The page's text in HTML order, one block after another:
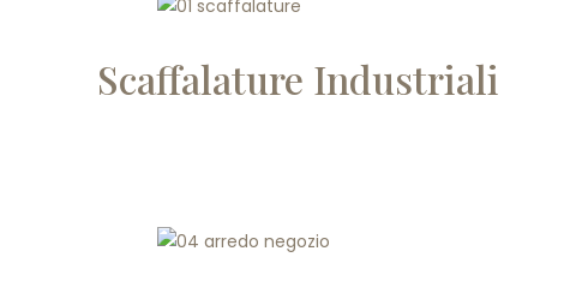
Scaffalature Industriali